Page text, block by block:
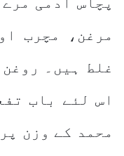
مرغن، مچرب
غلط ہیں۔
اس لئے باب
محمد کے وزن